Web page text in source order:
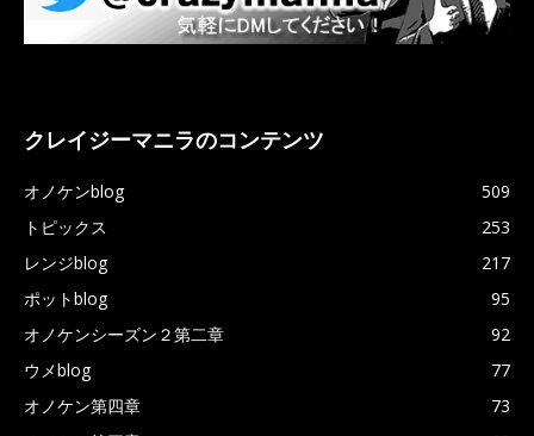
クレイジーマニラのコンテンツ
オノケンblog
509
トピックス
253
レンジblog
217
ポットblog
95
オノケンシーズン２第二章
92
ウメblog
77
オノケン第四章
73